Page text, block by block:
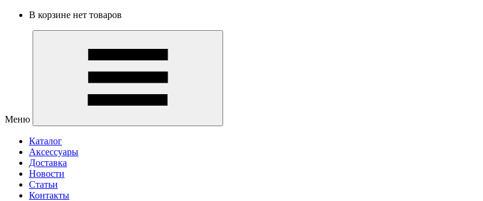
В корзине нет товаров
Меню
Каталог
Аксессуары
Доставка
Новости
Статьи
Контакты